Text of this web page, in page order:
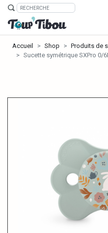
Accueil Shop Produits de
Sucette symétrique SXPro 0/